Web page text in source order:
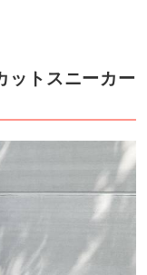
ットスニーカー